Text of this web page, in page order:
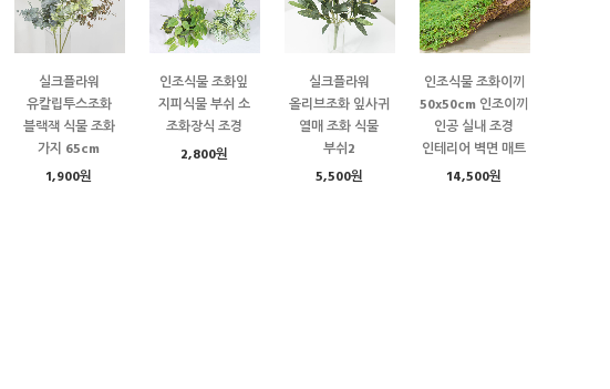
실크플라워
유칼립투스조화
블랙잭 식물 조화
가지 65cm
1,900원
인조식물 조화잎
지피식물 부쉬 소
조화장식 조경
2,800원
실크플라워
올리브조화 잎사귀
열매 조화 식물
부쉬2
5,500원
인조식물 조화이끼
50x50cm 인조이끼
인공 실내 조경
인테리어 벽면 매트
14,500원